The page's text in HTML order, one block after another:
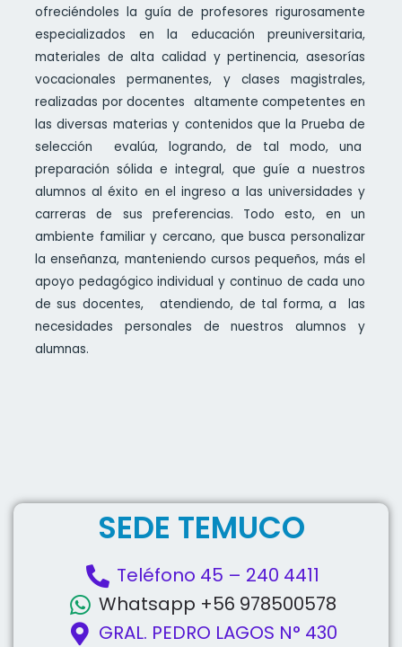
ofreciéndoles la guía de profesores rigurosamente
especializados en la educación preuniversitaria,
materiales de alta calidad y pertinencia, asesorías
vocacionales permanentes, y clases magistrales,
realizadas por docentes altamente competentes en
las diversas materias y contenidos que la Prueba de
selección evalúa, logrando, de tal modo, una
preparación sólida e integral, que guíe a nuestros
alumnos al éxito en el ingreso a las universidades y
carreras de sus preferencias. Todo esto, en un
ambiente familiar y cercano, que busca personalizar
la enseñanza, manteniendo cursos pequeños, más el
apoyo pedagógico individual y continuo de cada uno
de sus docentes, atendiendo, de tal forma, a las
necesidades personales de nuestros alumnos y
alumnas.
SEDE TEMUCO
Teléfono 45 – 240 4411
Whatsapp +56 978500578
GRAL. PEDRO LAGOS N° 430